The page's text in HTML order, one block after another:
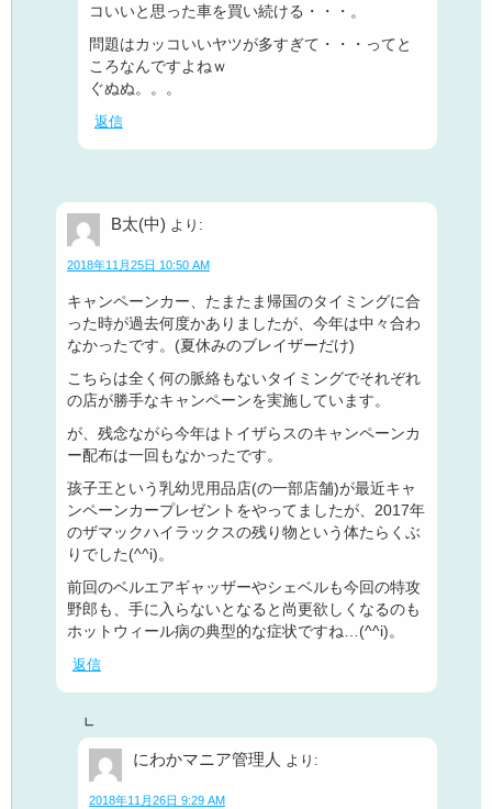
コいいと思った車を買い続ける・・・。
問題はカッコいいヤツが多すぎて・・・ってと
ころなんですよねｗ
ぐぬぬ。。。
返信
B太(中) より:
2018年11月25日 10:50 AM
キャンペーンカー、たまたま帰国のタイミングに合
った時が過去何度かありましたが、今年は中々合わ
なかったです。(夏休みのブレイザーだけ)
こちらは全く何の脈絡もないタイミングでそれぞれ
の店が勝手なキャンペーンを実施しています。
が、残念ながら今年はトイザらスのキャンペーンカ
ー配布は一回もなかったです。
孩子王という乳幼児用品店(の一部店舗)が最近キャ
ンペーンカープレゼントをやってましたが、2017年
のザマックハイラックスの残り物という体たらくぶ
りでした(^^i)。
前回のベルエアギャッザーやシェベルも今回の特攻
野郎も、手に入らないとなると尚更欲しくなるのも
ホットウィール病の典型的な症状ですね…(^^i)。
返信
にわかマニア管理人 より:
2018年11月26日 9:29 AM